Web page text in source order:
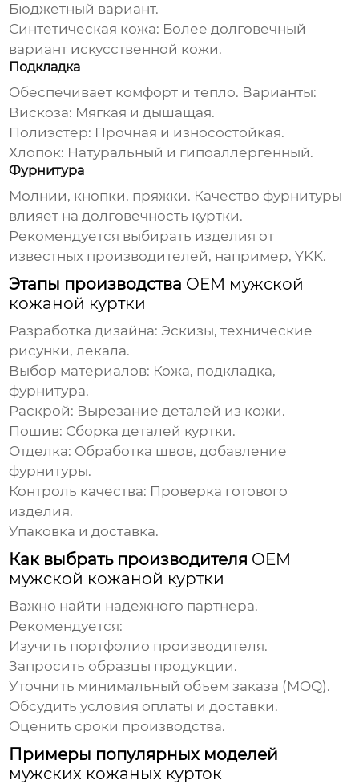
Бюджетный вариант.
Синтетическая кожа: Более долговечный
вариант искусственной кожи.
Подкладка
Обеспечивает комфорт и тепло. Варианты:
Вискоза: Мягкая и дышащая.
Полиэстер: Прочная и износостойкая.
Хлопок: Натуральный и гипоаллергенный.
Фурнитура
Молнии, кнопки, пряжки. Качество фурнитуры
влияет на долговечность куртки.
Рекомендуется выбирать изделия от
известных производителей, например, YKK.
Этапы производства OEM мужской
кожаной куртки
Разработка дизайна: Эскизы, технические
рисунки, лекала.
Выбор материалов: Кожа, подкладка,
фурнитура.
Раскрой: Вырезание деталей из кожи.
Пошив: Сборка деталей куртки.
Отделка: Обработка швов, добавление
фурнитуры.
Контроль качества: Проверка готового
изделия.
Упаковка и доставка.
Как выбрать производителя OEM
мужской кожаной куртки
Важно найти надежного партнера.
Рекомендуется:
Изучить портфолио производителя.
Запросить образцы продукции.
Уточнить минимальный объем заказа (MOQ).
Обсудить условия оплаты и доставки.
Оценить сроки производства.
Примеры популярных моделей
мужских кожаных курток